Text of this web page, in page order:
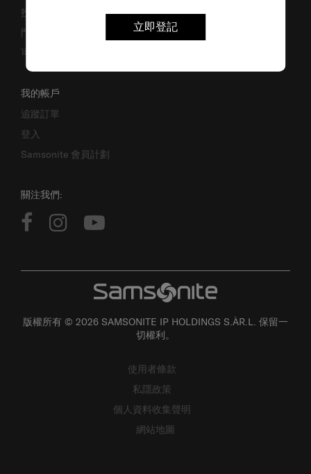
立即登記
投資者關係
門市位置
可持續發展
我的帳戶
追蹤訂單
登入
Samsonite 會員計劃
關注我們:
版權所有 © 2026 SAMSONITE IP HOLDINGS S.ÀR.L. 保留一
切權利。
使用者條款
私隱政策
個人資料收集聲明
網站地圖